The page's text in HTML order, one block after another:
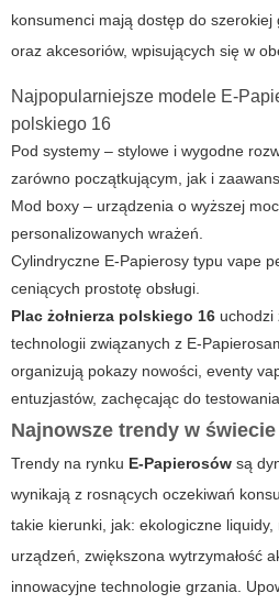
konsumenci mają dostęp do
oraz akcesoriów, wpisujących się w
Najpopularniejsze modele E-
polskiego 16
Pod systemy – stylowe i wygodne
zarówno początkującym, jak i
Mod boxy – urządzenia o wyższej
personalizowanych wrażeń.
Cylindryczne E-Papierosy typu vape
ceniących prostotę obsługi.
Plac żołnierza polskiego 16 uchodzi
technologii związanych z E-
organizują pokazy nowości, eventy
entuzjastów, zachęcając do
Najnowsze trendy w
Trendy na rynku E-Papierosów są
wynikają z rosnących oczekiwań
takie kierunki, jak: ekologiczne
urządzeń, zwiększona wytrzymałość
innowacyjne technologie grzania.